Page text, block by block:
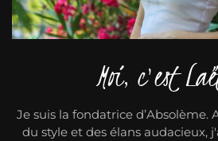
Moi, c'est
Je suis la fondatrice d’Absolème.
du style et des élans audacieux,